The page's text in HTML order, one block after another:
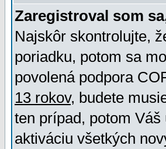
Zaregistroval som
Najskôr skontrolujte,
poriadku, potom sa
povolená podpora
13 rokov, budete
ten prípad, potom
aktiváciu všetkých